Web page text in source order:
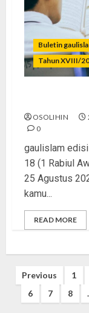
Buletin
Tahun XVIII/
OSOLIHIN
0
gaulislam
18 (1 Rabiul
25 Agustus
kamu...
READ MORE
Posts
pagination
Previous 1
6
7 8